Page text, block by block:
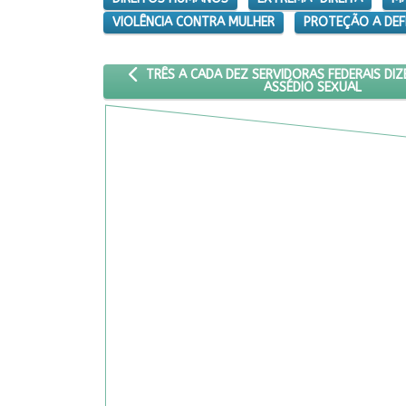
VIOLÊNCIA CONTRA MULHER
PROTEÇÃO A
ARTIGO ANTERIOR: TRÊS A CADA DEZ
TRÊS A CADA DEZ SERVIDORAS FEDERAIS
ASSÉDIO SEXUAL